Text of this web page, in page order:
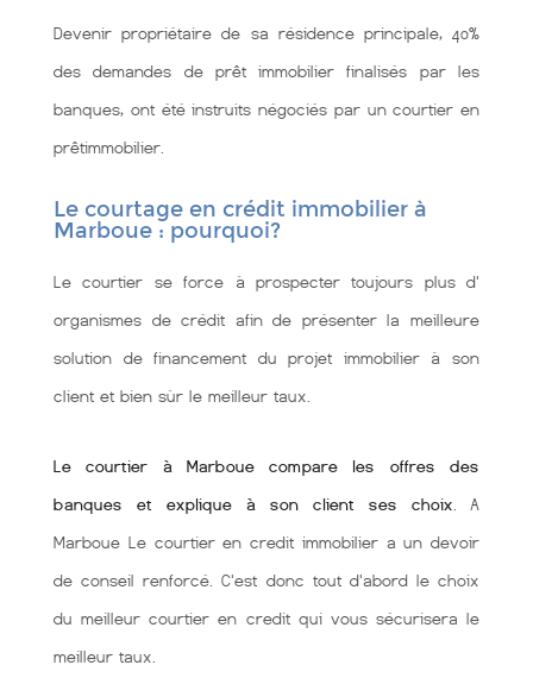
Devenir propriétaire de sa résidence principale, 40%
des demandes de prêt immobilier finalisés par les
banques, ont été instruits négociés par un courtier en
prêtimmobilier.
Le courtage en crédit immobilier à
Marboue : pourquoi?
Le courtier se force à prospecter toujours plus d'
organismes de crédit afin de présenter la meilleure
solution de financement du projet immobilier à son
client et bien sùr le meilleur taux.
Le courtier à Marboue compare les offres des
banques et explique à son client ses choix . A
Marboue Le courtier en credit immobilier a un devoir
de conseil renforcé. C'est donc tout d'abord le choix
du meilleur courtier en credit qui vous sécurisera le
meilleur taux.